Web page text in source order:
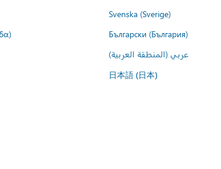
Svenska (Sverige)
Български (България)
عربي (المنطقة العربية)
日本語 (日本)